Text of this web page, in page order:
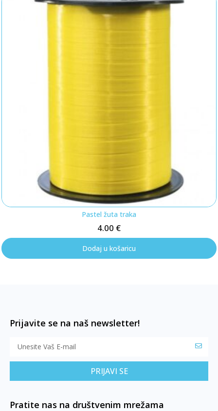
Pastel žuta traka
4.00 €
Dodaj u košaricu
Prijavite se na naš newsletter!
PRIJAVI SE
Pratite nas na društvenim mrežama